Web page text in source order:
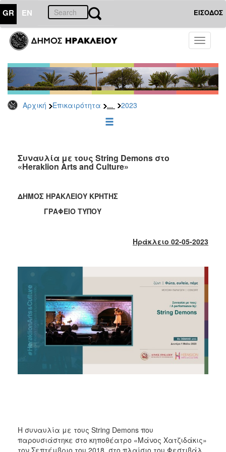
GR EN ΕΙΣΟΔΟΣ
Toggle
Αρχική Επικαιρότητα ... 2023
ΕΠΙΚΑΙΡΟΤΗΤΑ
Τύπου
Αρχείο
2026
2025
2022
2021
2019
2018
2012
2011
2010
ΗΡΑΚΛΕΙΟ
Συναυλία με τους String Demons στο
«Heraklion Arts and Culture»
ΔΗΜΟΣ ΗΡΑΚΛΕΙΟΥ ΚΡΗΤΗΣ
ΓΡΑΦΕΙΟ ΤΥΠΟΥ
Ηράκλειο 02-05-2023
Η συναυλία με τους String Demons που
παρουσιάστηκε στο κηποθέατρο «Μάνος Χατζιδάκις»
τον Σεπτέμβριο του 2018, στο πλαίσιο του Φεστιβάλ